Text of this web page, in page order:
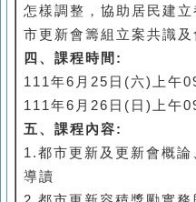
怎樣調整，協助居民建
市更新會籌組立案共識及
四、課程時間:
111年6 月25日(六)
上午
111年6 月26日(日)
上午
五、 課程內容:
1.都市更新及更新會概
導讀